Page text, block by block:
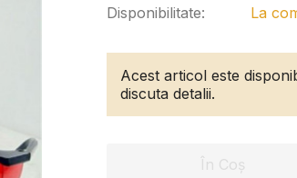
Disponibilitate:
La
Acest articol este
discuta detalii.
În Coș